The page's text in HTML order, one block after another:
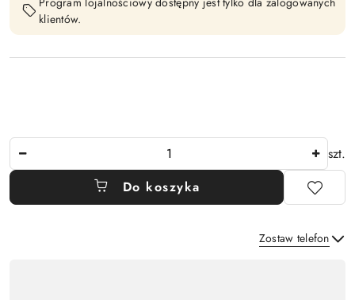
klientów.
szt.
Do koszyka
Zostaw telefon